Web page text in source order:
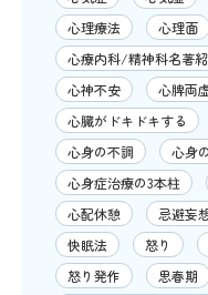
心理療法
心理面
心療内科/精神科名著
心神不安
心脾両
心臓がドキドキする
心身の不調
心身
心身症治療の3本柱
心配休憩
忌避妄
快眠法
怒り
怒り発作
思春期